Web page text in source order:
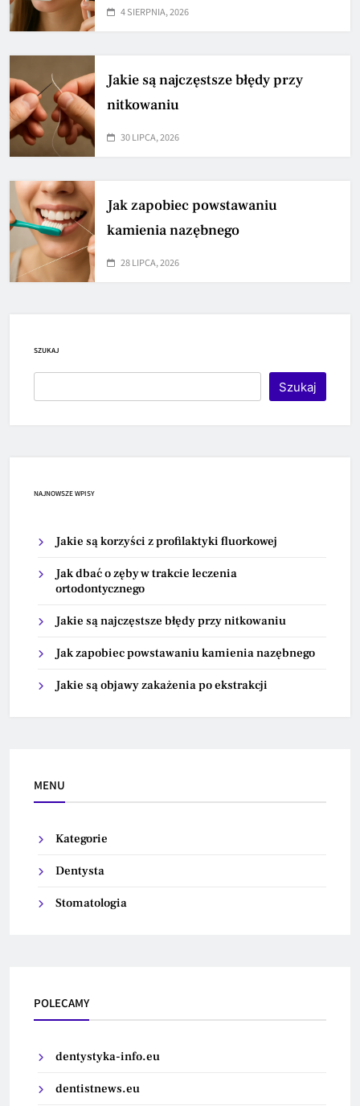
4 SIERPNIA, 2026
Jakie są najczęstsze błędy przy
nitkowaniu
30 LIPCA, 2026
Jak zapobiec powstawaniu
kamienia nazębnego
28 LIPCA, 2026
SZUKAJ
Szukaj
NAJNOWSZE WPISY
Jakie są korzyści z profilaktyki fluorkowej
Jak dbać o zęby w trakcie leczenia
ortodontycznego
Jakie są najczęstsze błędy przy nitkowaniu
Jak zapobiec powstawaniu kamienia nazębnego
Jakie są objawy zakażenia po ekstrakcji
MENU
Kategorie
Dentysta
Stomatologia
POLECAMY
dentystyka-info.eu
dentistnews.eu